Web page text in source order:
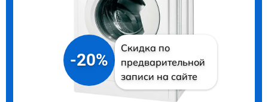
-20%
Скидка по
предварительной
записи на сайте